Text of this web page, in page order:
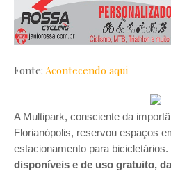
Fonte: Acontecendo aqui
A Multipark, consciente da
Florianópolis, reservou espaços
estacionamento para bicicletários.
disponíveis e de uso gratuito,